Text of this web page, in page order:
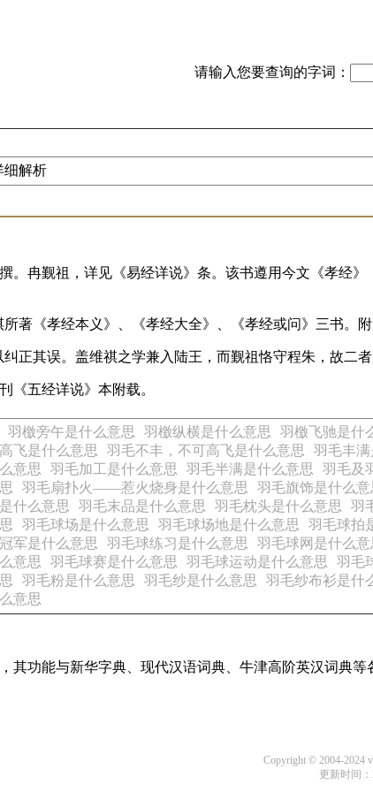
请输入您要查询的字词：
细解析
。冉觐祖，详见《易经详说》条。该书遵用今文《孝经
著《孝经本义》、《孝经大全》、《孝经或问》三书。
正其误。盖维祺之学兼入陆王，而觐祖恪守程朱，故二者
《五经详说》本附载。
羽檄旁午是什么意思 羽檄纵横是什么意思 羽檄飞驰是什
飞是什么意思
羽毛不丰，不可高飞是什么意思 羽毛丰
意思
羽毛加工是什么意思 羽毛半满是什么意思 羽毛及
羽毛扇扑火——惹火烧身是什么意思 羽毛旗饰是什么意
什么意思
羽毛末品是什么意思 羽毛枕头是什么意思 羽
羽毛球场是什么意思 羽毛球场地是什么意思 羽毛球拍
军是什么意思
羽毛球练习是什么意思 羽毛球网是什么意
意思
羽毛球赛是什么意思 羽毛球运动是什么意思 羽毛
羽毛粉是什么意思 羽毛纱是什么意思 羽毛纱布衫是什
意思
其功能与新华字典、现代汉语词典、牛津高阶英汉词典
Copyright © 2004-2024
更新时间：